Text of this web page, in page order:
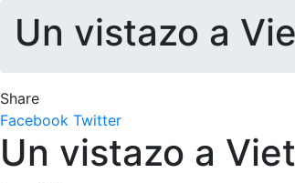
Un vistazo a
Share
Facebook Twitter
Un vistazo a